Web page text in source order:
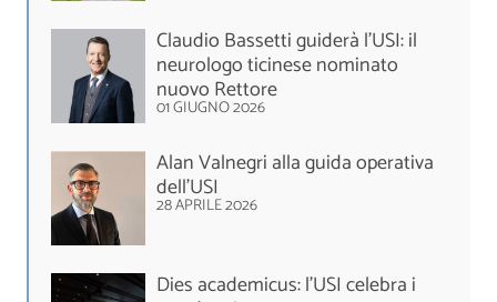
Claudio Bassetti guiderà l’USI: il
neurologo ticinese nominato
nuovo Rettore
01 GIUGNO 2026
Alan Valnegri alla guida operativa
dell'USI
28 APRILE 2026
Dies academicus: l’USI celebra i